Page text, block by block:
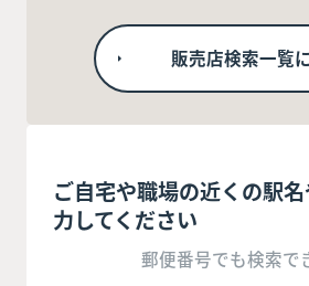
販売店検索一覧
ご自宅や職場の近くの駅
力してください
郵便番号でも検索で